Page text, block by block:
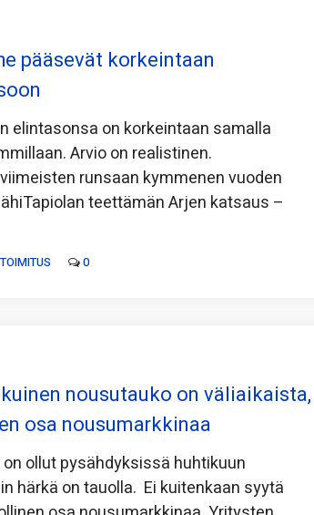
pääsevät korkeintaan
elintasonsa on korkeintaan samalla
Arvio on realistinen.
runsaan kymmenen vuoden
teettämän Arjen katsaus –
0
nousutauko on väliaikaista,
osa nousumarkkinaa
ollut pysähdyksissä huhtikuun
härkä on tauolla. Ei kuitenkaan syytä